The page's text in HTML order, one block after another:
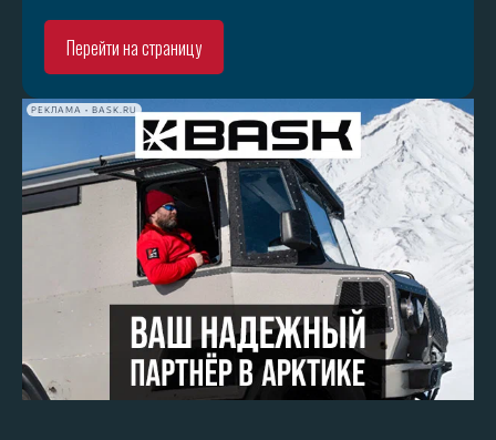
Перейти на страницу
РЕКЛАМА • BASK.RU